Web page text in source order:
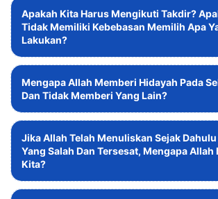
Apakah Kita Harus Mengikuti Takdir?
Tidak Memiliki Kebebasan Memilih Apa
Lakukan?
Mengapa Allah Memberi Hidayah Pada
Dan Tidak Memberi Yang Lain?
Jika Allah Telah Menuliskan Sejak
Yang Salah Dan Tersesat, Mengapa
Kita?